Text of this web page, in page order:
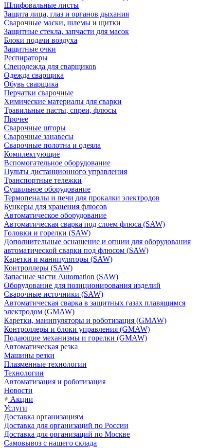
Шлифовальные листы
Защита лица, глаз и органов дыхания
Сварочные маски, шлемы и щитки
Защитные стекла, запчасти для масок
Блоки подачи воздуха
Защитные очки
Респираторы
Спецодежда для сварщиков
Одежда сварщика
Обувь сварщика
Перчатки сварочные
Химические материалы для сварки
Травильные пасты, спреи, флюсы
Прочее
Сварочные шторы
Сварочные занавесы
Сварочные полотна и одеяла
Комплектующие
Вспомогательное оборудование
Пульты дистанционного управления
Транспортные тележки
Сушильное оборудование
Термопеналы и печи для прокалки электродов
Бункеры для хранения флюсов
Автоматическое оборудование
Автоматическая сварка под слоем флюса (SAW)
Головки и горелки (SAW)
Дополнительные оснащение и опции для оборудования
автоматической сварки под флюсом (SAW)
Каретки и манипуляторы (SAW)
Контроллеры (SAW)
Запасные части Automation (SAW)
Оборудование для позиционирования изделий
Сварочные источники (SAW)
Автоматическая сварка в защитных газах плавящимся
электродом (GMAW)
Каретки, манипуляторы и роботизация (GMAW)
Контроллеры и блоки управления (GMAW)
Подающие механизмы и горелки (GMAW)
Автоматическая резка
Машины резки
Плазменные технологии
Технологии
Автоматизация и роботизация
Новости
Акции
Услуги
Доставка организациям
Доставка для организаций по России
Доставка для организаций по Москве
Самовывоз с нашего склада